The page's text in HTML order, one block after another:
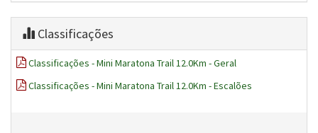
Classificações
Classificações - Mini Maratona Trail 12.0Km - Geral
Classificações - Mini Maratona Trail 12.0Km - Escalões